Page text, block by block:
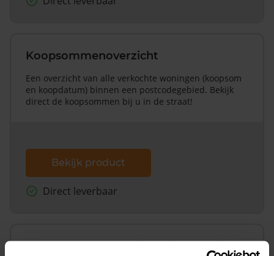
Koopsommenoverzicht
Een overzicht van alle verkochte woningen (koopsom
en koopdatum) binnen een postcodegebied. Bekijk
direct de koopsommen bij u in de straat!
Bekijk product
Direct leverbaar